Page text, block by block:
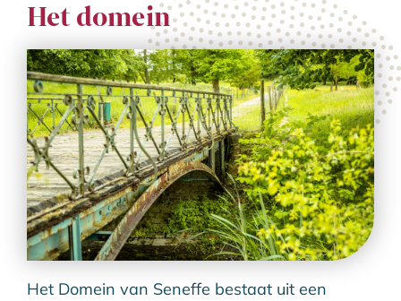
Het domein
Het Domein van Seneffe bestaat uit een